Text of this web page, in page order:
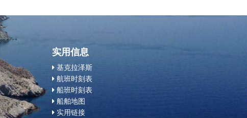
实用信息
基克拉泽斯
航班时刻表
船班时刻表
船舶地图
实用链接